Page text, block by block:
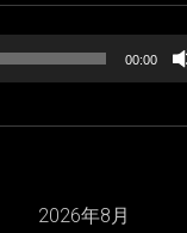
00:00
2026年8月